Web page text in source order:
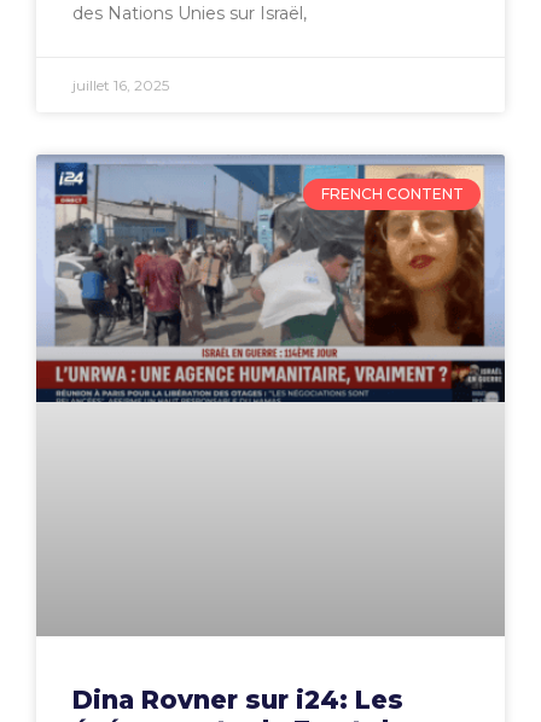
des Nations Unies sur Israël,
juillet 16, 2025
FRENCH CONTENT
Dina Rovner sur i24: Les